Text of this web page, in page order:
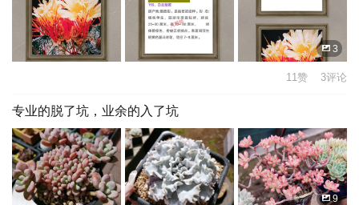
3
11赞 3评论
专业的脱了坑，业余的入了坑
9